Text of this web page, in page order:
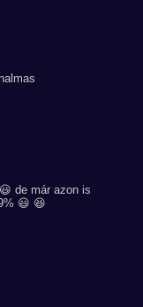
de már azon is
😃 😆